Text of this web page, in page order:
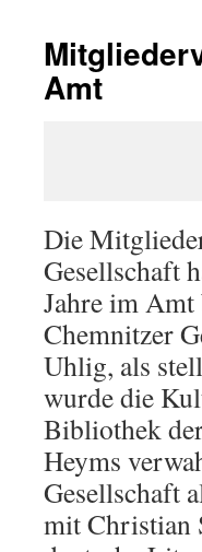
Amt
Die
Gesellschaft
Jahre im Amt
Chemnitzer
Uhlig, als
wurde die
Bibliothek
Heyms
Gesellschaft
mit Christian